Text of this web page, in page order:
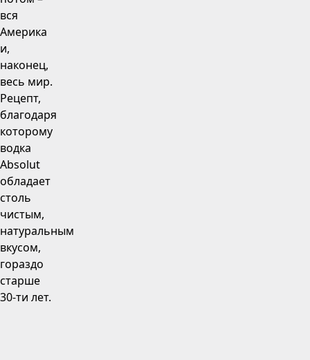
вся
Америка
и,
наконец,
весь мир.
Рецепт,
благодаря
которому
водка
Absolut
обладает
столь
чистым,
натуральным
вкусом,
гораздо
старше
30-ти лет.